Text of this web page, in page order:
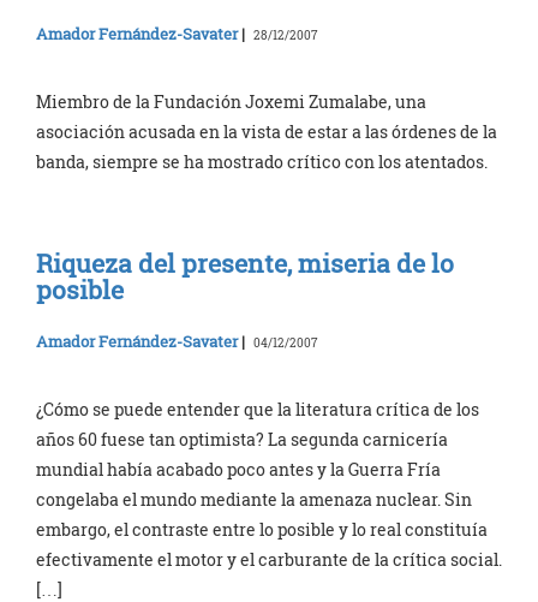
Amador Fernández-Savater| 28/12/2007
Miembro de la Fundación Joxemi Zumalabe, una
asociación acusada en la vista de estar a las órdenes de la
banda, siempre se ha mostrado crítico con los atentados.
Riqueza del presente, miseria de lo
posible
Amador Fernández-Savater| 04/12/2007
¿Cómo se puede entender que la literatura crítica de los
años 60 fuese tan optimista? La segunda carnicería
mundial había acabado poco antes y la Guerra Fría
congelaba el mundo mediante la amenaza nuclear. Sin
embargo, el contraste entre lo posible y lo real constituía
efectivamente el motor y el carburante de la crítica social.
[…]